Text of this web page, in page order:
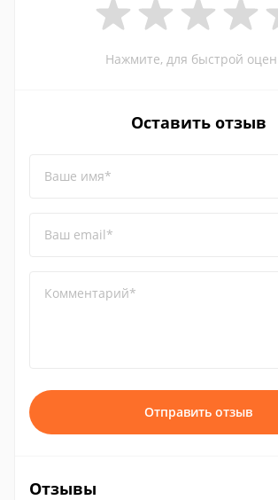
Нажмите, для быстрой
Оставить отзыв
Ваше имя*
Ваш email*
Комментарий*
Отправить отзыв
Отзывы